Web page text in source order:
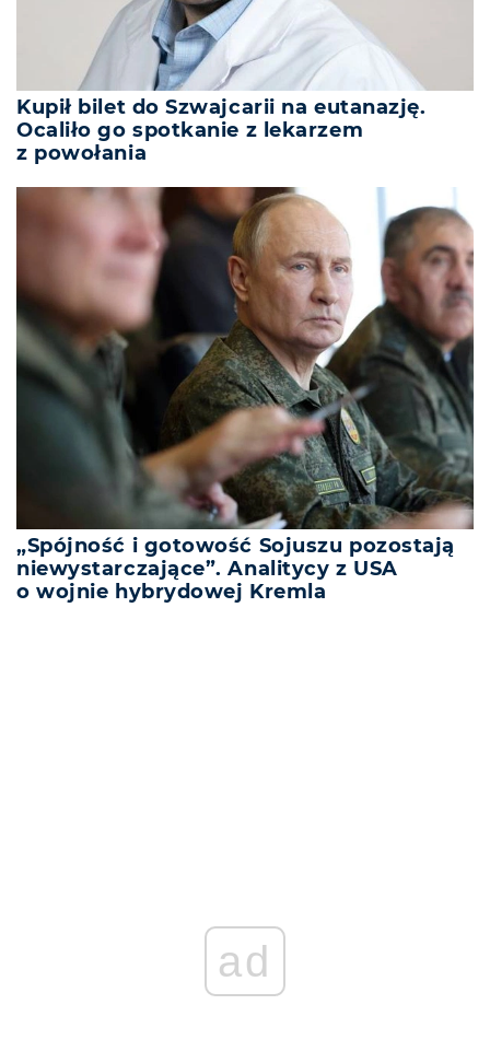
Kupił bilet do Szwajcarii na eutanazję.
Ocaliło go spotkanie z lekarzem
z powołania
„Spójność i gotowość Sojuszu pozostają
niewystarczające”. Analitycy z USA
o wojnie hybrydowej Kremla